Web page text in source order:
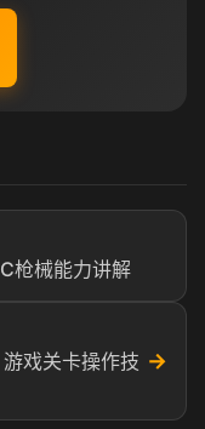
枪械能力讲解
戏关卡操作技 →